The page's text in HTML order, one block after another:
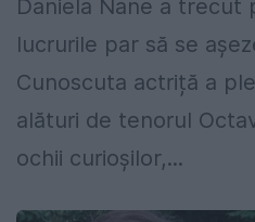
Daniela Nane a
lucrurile par să se
Cunoscuta actriță a
alături de tenorul
ochii curioșilor,...